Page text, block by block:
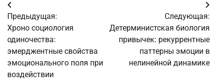
Навигация
по
записям
Предыдущая:
Хроно социология
одиночества:
эмерджентные свойства
эмоционального поля при
воздействии
Следующая:
Детерминистская биология
привычек: рекуррентные
паттерны эмоции в
нелинейной динамике